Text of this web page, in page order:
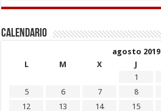
Calendario
agosto 2019
L
M X J
1
5
6 7 8
12
13 14 15